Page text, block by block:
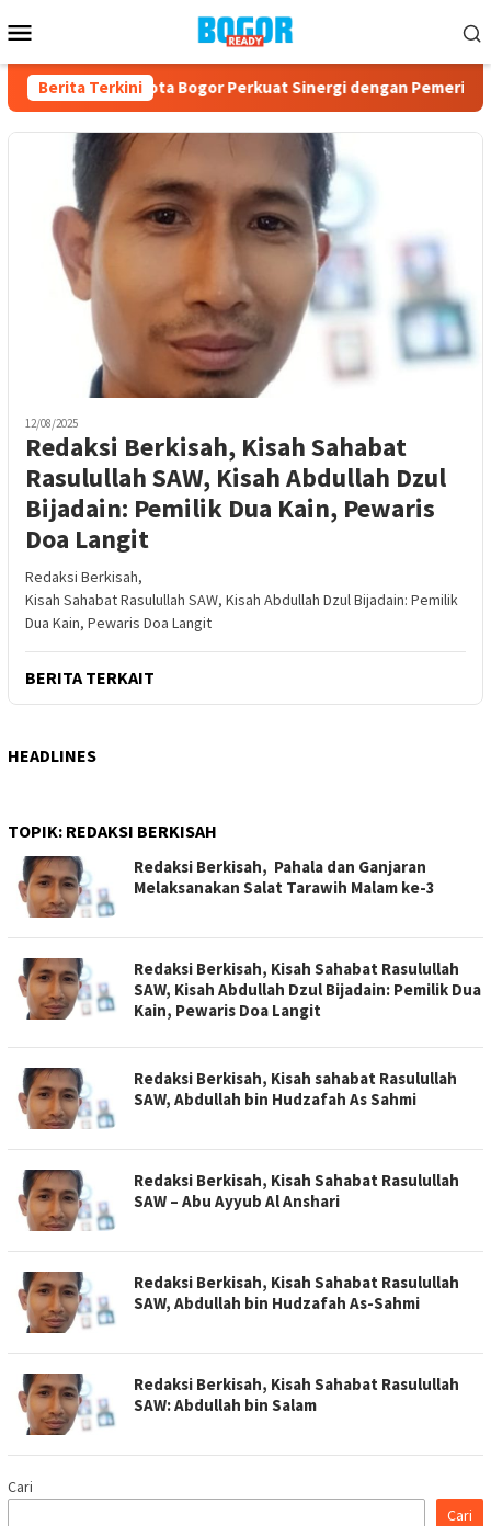
ke
Mobile
Berita Terkini
ke-23, PPAD Kota Bogor Perkuat Sinergi dengan Pemerintah
12/08/2025
Redaksi Berkisah, Kisah Sahabat
Rasulullah SAW, Kisah Abdullah Dzul
Bijadain: Pemilik Dua Kain, Pewaris
Doa Langit
Redaksi Berkisah,
Kisah Sahabat Rasulullah SAW, Kisah Abdullah Dzul Bijadain: Pemilik
Dua Kain, Pewaris Doa Langit
BERITA TERKAIT
HEADLINES
TOPIK: REDAKSI BERKISAH
Redaksi Berkisah, Pahala dan Ganjaran
Melaksanakan Salat Tarawih Malam ke-3
Redaksi Berkisah, Kisah Sahabat Rasulullah
SAW, Kisah Abdullah Dzul Bijadain: Pemilik Dua
Kain, Pewaris Doa Langit
Redaksi Berkisah, Kisah sahabat Rasulullah
SAW, Abdullah bin Hudzafah As Sahmi
Redaksi Berkisah, Kisah Sahabat Rasulullah
SAW – Abu Ayyub Al Anshari
Redaksi Berkisah, Kisah Sahabat Rasulullah
SAW, Abdullah bin Hudzafah As-Sahmi
Redaksi Berkisah, Kisah Sahabat Rasulullah
SAW: Abdullah bin Salam
Cari
Cari